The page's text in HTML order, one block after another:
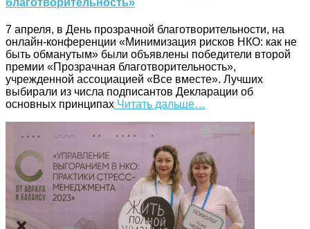
7 апреля, в День прозрачной благотворительности, на
онлайн-конференции «Минимизация рисков НКО: как не
быть обманутым» были объявлены победители второй
премии «Прозрачная благотворительность»,
учрежденной ассоциацией «Все вместе». Лучших
выбирали из числа подписантов Декларации об
основных принципах Читать дальше…